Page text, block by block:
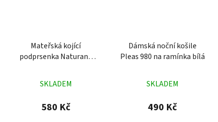
Mateřská kojící
podprsenka Naturana
hodnocení
produktu
SKLADEM
580 Kč
Dámská noční košile
Pleas 980 na ramínka bílá
hodnocení
produktu
SKLADEM
490 Kč